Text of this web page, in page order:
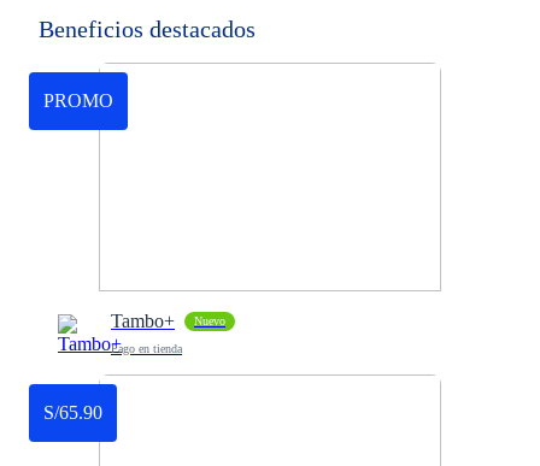
Beneficios destacados
PROMO
Tambo+ Nuevo
Pago en tienda
S/65.90